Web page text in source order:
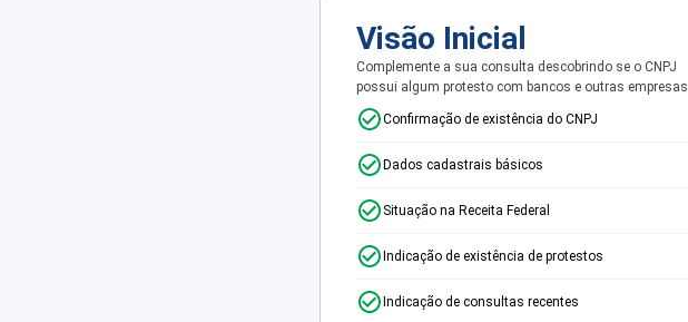
Visão Inicial
Complemente a sua consulta descobrindo se o CNPJ
possui algum protesto com bancos e outras empresas.
Confirmação de existência do CNPJ
Dados cadastrais básicos
Situação na Receita Federal
Indicação de existência de protestos
Indicação de consultas recentes